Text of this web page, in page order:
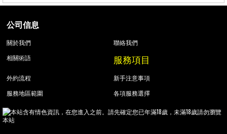
公司信息
關於我們
聯絡我們
相關術語
服務項目
外約流程
新手注意事項
服務地區範圍
各項服務選擇
本站含有情色資訊，在您進入之前。請先確定您已年滿18歲，未滿18歲請勿瀏覽
本站